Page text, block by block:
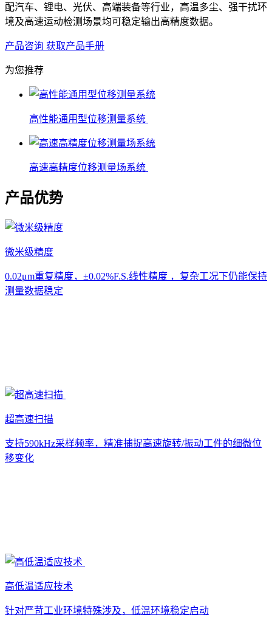
配汽车、锂电、光伏、高端装备等行业，高温多尘、强干扰环
境及高速运动检测场景均可稳定输出高精度数据。
产品咨询 获取产品手册
为您推荐
高性能通用型位移测量系统
高速高精度位移测量场系统
产品优势
微米级精度
0.02μm重复精度，±0.02%F.S.线性精度 ，复杂工况下仍能保持
测量数据稳定
超高速扫描
支持590kHz采样频率，精准捕捉高速旋转/振动工件的细微位
移变化
高低温适应技术
针对严苛工业环境特殊涉及，低温环境稳定启动